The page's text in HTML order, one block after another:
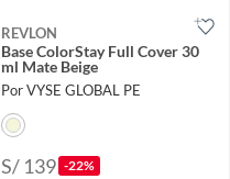
REVLON
Base ColorStay Full Cover 30
ml Mate Beige
Por VYSE GLOBAL PE
S/ 139 -22%